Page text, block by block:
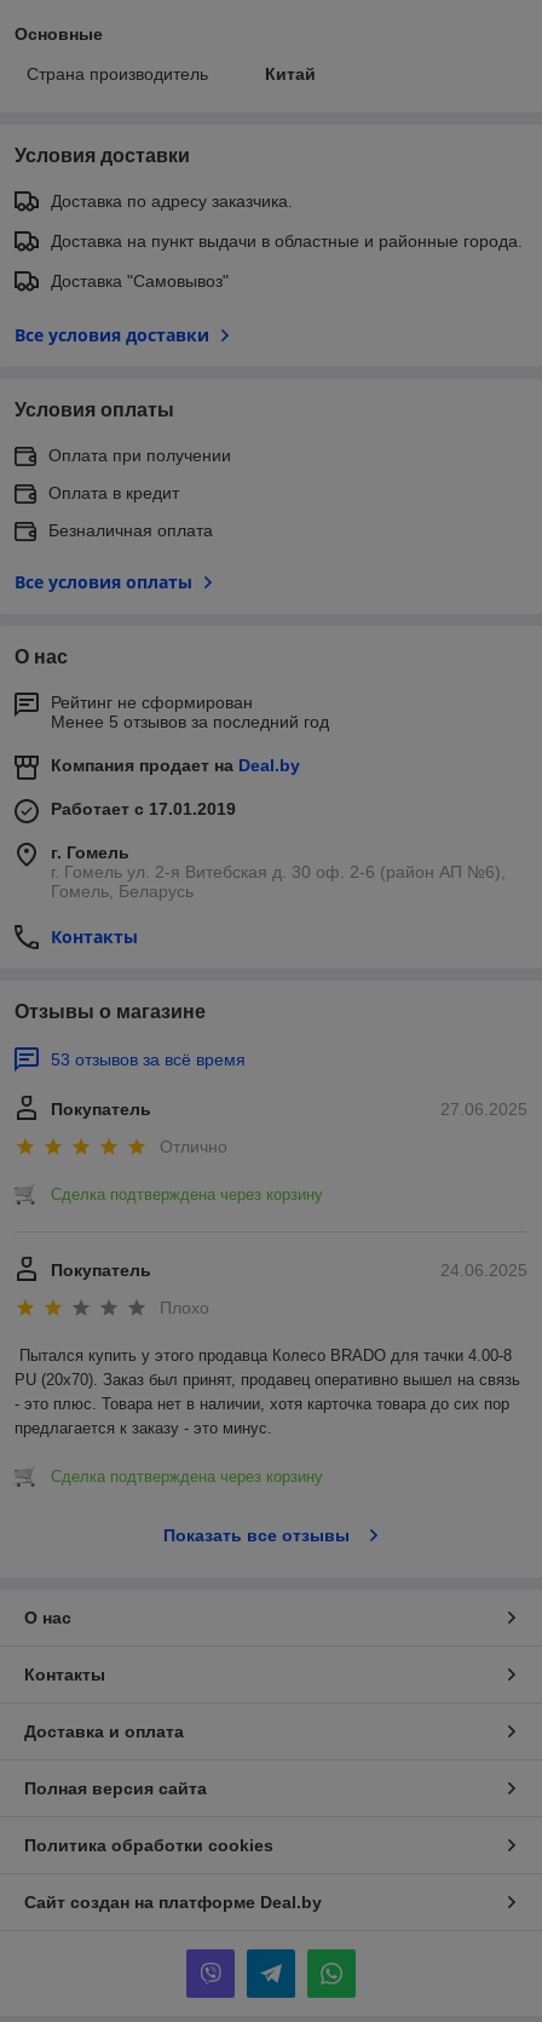
Основные
Страна производитель Китай
Условия доставки
Доставка по адресу заказчика.
Доставка на пункт выдачи в областные и районные города.
Доставка "Самовывоз"
Все условия доставки
Условия оплаты
Оплата при получении
Оплата в кредит
Безналичная оплата
Все условия оплаты
О нас
Рейтинг не сформирован
Менее 5 отзывов за последний год
Компания продает на Deal.by
Работает с 17.01.2019
г. Гомель
г. Гомель ул. 2-я Витебская д. 30 оф. 2-6 (район АП №6),
Гомель, Беларусь
Контакты
Отзывы о магазине
53 отзывов за всё время
27.06.2025
Покупатель
Отлично
Сделка подтверждена через корзину
24.06.2025
Покупатель
Плохо
Пытался купить у этого продавца Колесо BRADO для тачки 4.00-8
PU (20x70). Заказ был принят, продавец оперативно вышел на связь
- это плюс. Товара нет в наличии, хотя карточка товара до сих пор
предлагается к заказу - это минус.
Сделка подтверждена через корзину
Показать все отзывы
О нас
Контакты
Доставка и оплата
Полная версия сайта
Политика обработки cookies
Сайт создан на платформе Deal.by